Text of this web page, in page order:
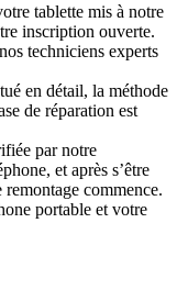
tablette mis à notre
inscription ouverte.
techniciens experts
en détail, la méthode
de réparation est
par notre
et après s’être
remontage commence.
portable et votre